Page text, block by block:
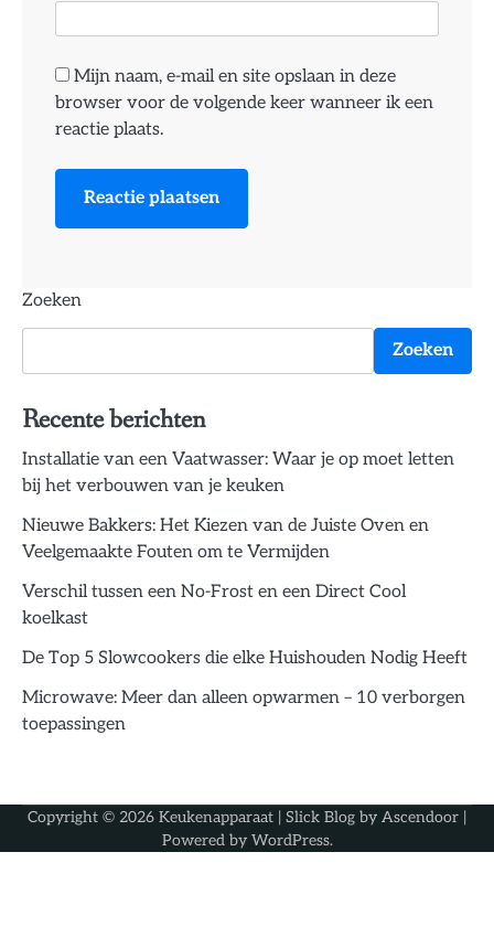
Mijn naam, e-mail en site opslaan in deze
browser voor de volgende keer wanneer ik een
reactie plaats.
Zoeken
Zoeken
Recente berichten
Installatie van een Vaatwasser: Waar je op moet letten
bij het verbouwen van je keuken
Nieuwe Bakkers: Het Kiezen van de Juiste Oven en
Veelgemaakte Fouten om te Vermijden
Verschil tussen een No-Frost en een Direct Cool
koelkast
De Top 5 Slowcookers die elke Huishouden Nodig Heeft
Microwave: Meer dan alleen opwarmen – 10 verborgen
toepassingen
Copyright © 2026 Keukenapparaat | Slick Blog by Ascendoor |
Powered by WordPress.